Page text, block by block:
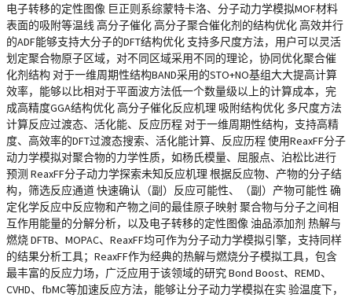
电子转移的定性图像 巨正则系综蒙特卡洛、分子动力学模拟MOF材料
表面的吸附等温线 高分子催化 高分子聚合催化剂的结构优化 高效并行
的ADF能够支持大分子的DFT结构优化 支持多尺度方法，用户可以灵活
划定聚合物原子区域，对不同区域采用不同的理论，协同优化聚合催
化剂结构 对于一维周期性结构BAND采用的STO+NO基组大大提高计算
效率，能够以比相对于平面波方法低一个数量级以上的计算成本，完
成高精度GGA结构优化 高分子催化反应机理 吸附结构优化 多尺度方法
计算反应过渡态、活化能、反应历程 对于一维周期性结构，支持高精
度、高效率的DFT过渡态搜索、活化能计算、反应历程 使用ReaxFF分子
动力学模拟对聚合物的力学性质，如杨氏模量、屈服点、泊松比进行
预测 ReaxFF分子动力学探索未知反应机理 根据反应物、产物的分子结
构，筛选反应通道 快速确认（副）反应可能性、（副）产物可能性 确
定化学反应中反应物和产物之间的最佳原子映射 聚合物与分子之间相
互作用能量的分解分析，以及电子转移的定性图像 油品添加剂 热解与
燃烧 DFTB、MOPAC、ReaxFF均可作为分子动力学模拟引擎，支持同样
的结果分析工具；ReaxFF作为经典的热解与燃烧分子模拟工具，包含
最丰富的反应力场，广泛应用于该领域的研究 Bond Boost、REMD、
CVHD、fbMC等加速反应方法，能够让分子动力学模拟在实 验温度下，